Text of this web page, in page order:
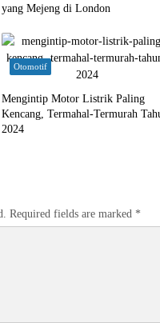
yang Mejeng di London
Otomotif
Mengintip Motor Listrik Paling
Kencang, Termahal-Termurah
2024
Required fields are marked *